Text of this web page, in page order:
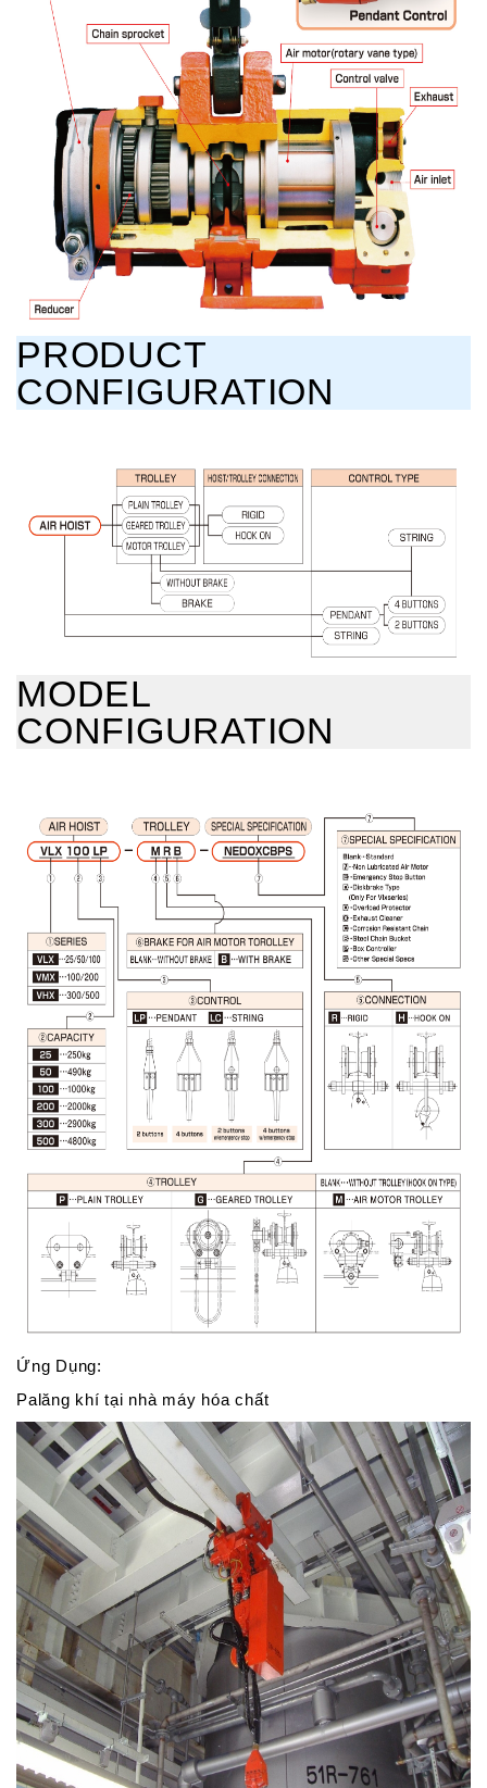
PRODUCT
CONFIGURATION
MODEL
CONFIGURATION
Ứng Dụng:
Palăng khí tại nhà máy hóa chất